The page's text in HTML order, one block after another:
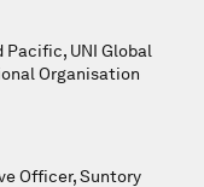
Pacific, UNI Global
Organisation
Officer, Suntory